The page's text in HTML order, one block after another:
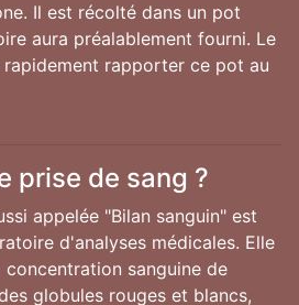
Il est récolté dans un pot
aura préalablement fourni. Le
rapporter ce pot au
prise de sang ?
appelée "Bilan sanguin" est
d'analyses médicales. Elle
sanguine de
globules rouges et blancs,